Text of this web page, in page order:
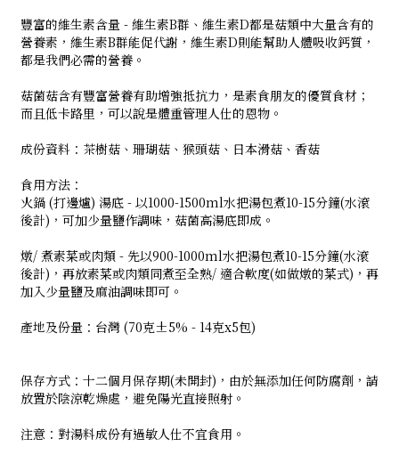
豐富的維生素含量 - 維生素B群、維生素D都是菇類中大量含有的
營養素，維生素B群能促代謝，維生素D則能幫助人體吸收鈣質，
都是我們必需的營養。
菇菌菇含有豐富營養有助增強抵抗力，是素食朋友的優質食材；
而且低卡路里，可以說是體重管理人仕的恩物。
成份資料：茶樹菇、珊瑚菇、猴頭菇、日本滑菇、香菇
食用方法：
火鍋 (打邊爐) 湯底 - 以1000-1500ml水把湯包煮10-15分鐘(水滾
後計)，可加少量鹽作調味，菇菌高湯底即成。
燉/ 煮素菜或肉類 - 先以900-1000ml水把湯包煮10-15分鐘(水滾
後計)，再放素菜或肉類同煮至全熟/ 適合軟度(如做燉的菜式)，再
加入少量鹽及麻油調味即可。
產地及份量：台灣 (70克±5% - 14克x5包)
保存方式：十二個月保存期(未開封)，由於無添加任何防腐劑，請
放置於陰涼乾燥處，避免陽光直接照射。
注意：對湯料成份有過敏人仕不宜食用。